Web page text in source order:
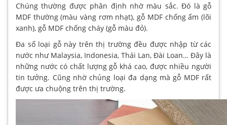
Chúng thường được phân định nhờ màu sắc. Đó là gỗ
MDF thường (màu vàng rơm nhạt), gỗ MDF chống ấm (lõi
xanh), gỗ MDF chống cháy (gỗ màu đỏ).
Đa số loại gỗ này trên thị trường đều được nhập từ các
nước như Malaysia, Indonesia, Thái Lan, Đài Loan… Đây là
những nước có chất lượng gỗ khá cao, được nhiều người
tin tưởng. Cũng nhờ chủng loại đa dạng mà gỗ MDF rất
được ưa chuộng trên thị trường.